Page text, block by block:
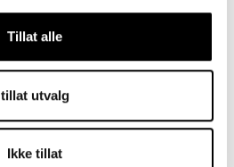
Tillat alle
tillat utvalg
Ikke tillat